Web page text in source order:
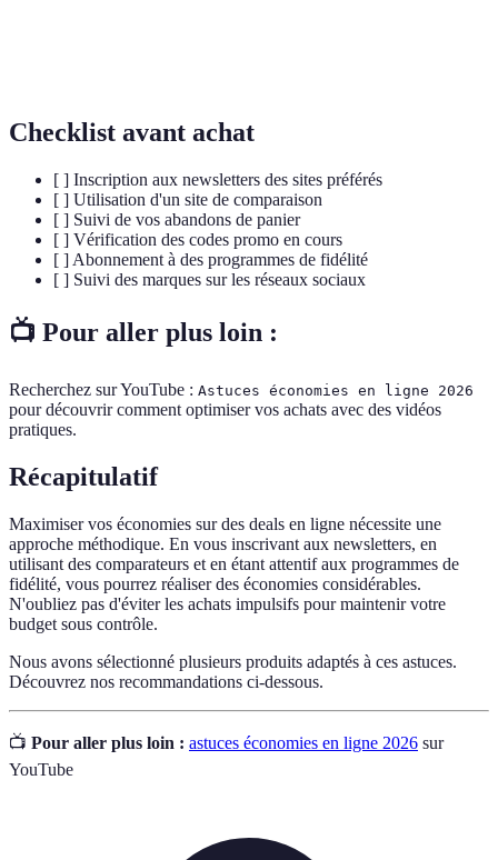
Checklist avant achat
[ ] Inscription aux newsletters des sites préférés
[ ] Utilisation d'un site de comparaison
[ ] Suivi de vos abandons de panier
[ ] Vérification des codes promo en cours
[ ] Abonnement à des programmes de fidélité
[ ] Suivi des marques sur les réseaux sociaux
📺 Pour aller plus loin :
Recherchez sur YouTube : Astuces économies en ligne 2026
pour découvrir comment optimiser vos achats avec des vidéos
pratiques.
Récapitulatif
Maximiser vos économies sur des deals en ligne nécessite une
approche méthodique. En vous inscrivant aux newsletters, en
utilisant des comparateurs et en étant attentif aux programmes de
fidélité, vous pourrez réaliser des économies considérables.
N'oubliez pas d'éviter les achats impulsifs pour maintenir votre
budget sous contrôle.
Nous avons sélectionné plusieurs produits adaptés à ces astuces.
Découvrez nos recommandations ci-dessous.
📺 Pour aller plus loin : astuces économies en ligne 2026 sur
YouTube